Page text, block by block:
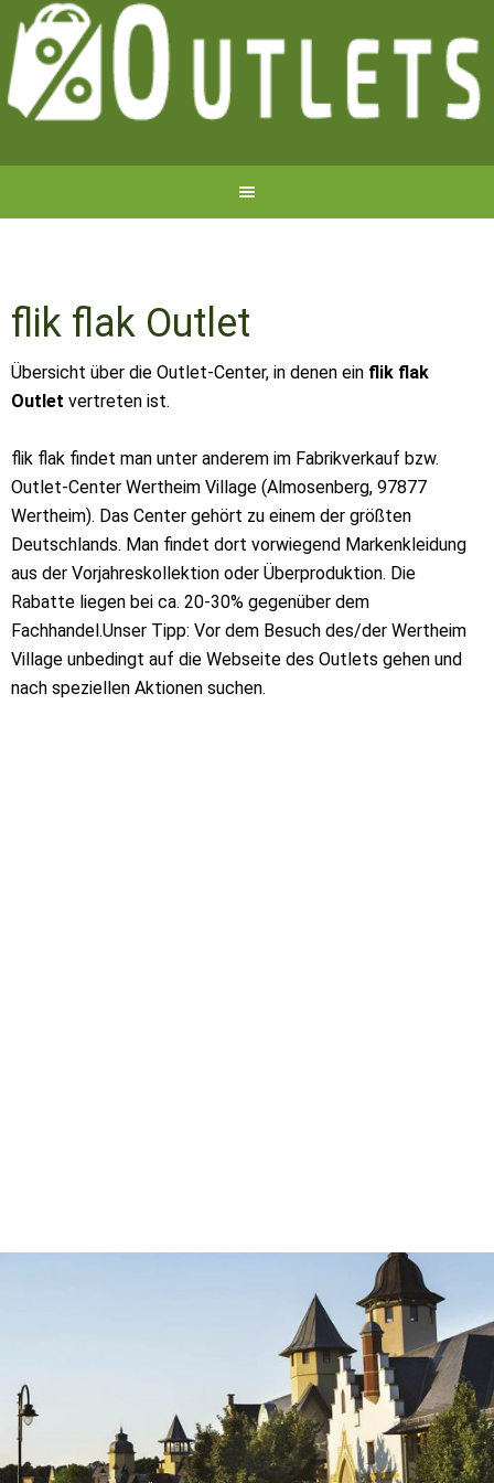
flik flak Outlet
Übersicht über die Outlet-Center, in denen ein flik flak
Outlet vertreten ist.
flik flak findet man unter anderem im Fabrikverkauf bzw.
Outlet-Center Wertheim Village (Almosenberg, 97877
Wertheim). Das Center gehört zu einem der größten
Deutschlands. Man findet dort vorwiegend Markenkleidung
aus der Vorjahreskollektion oder Überproduktion. Die
Rabatte liegen bei ca. 20-30% gegenüber dem
Fachhandel.Unser Tipp: Vor dem Besuch des/der Wertheim
Village unbedingt auf die Webseite des Outlets gehen und
nach speziellen Aktionen suchen.